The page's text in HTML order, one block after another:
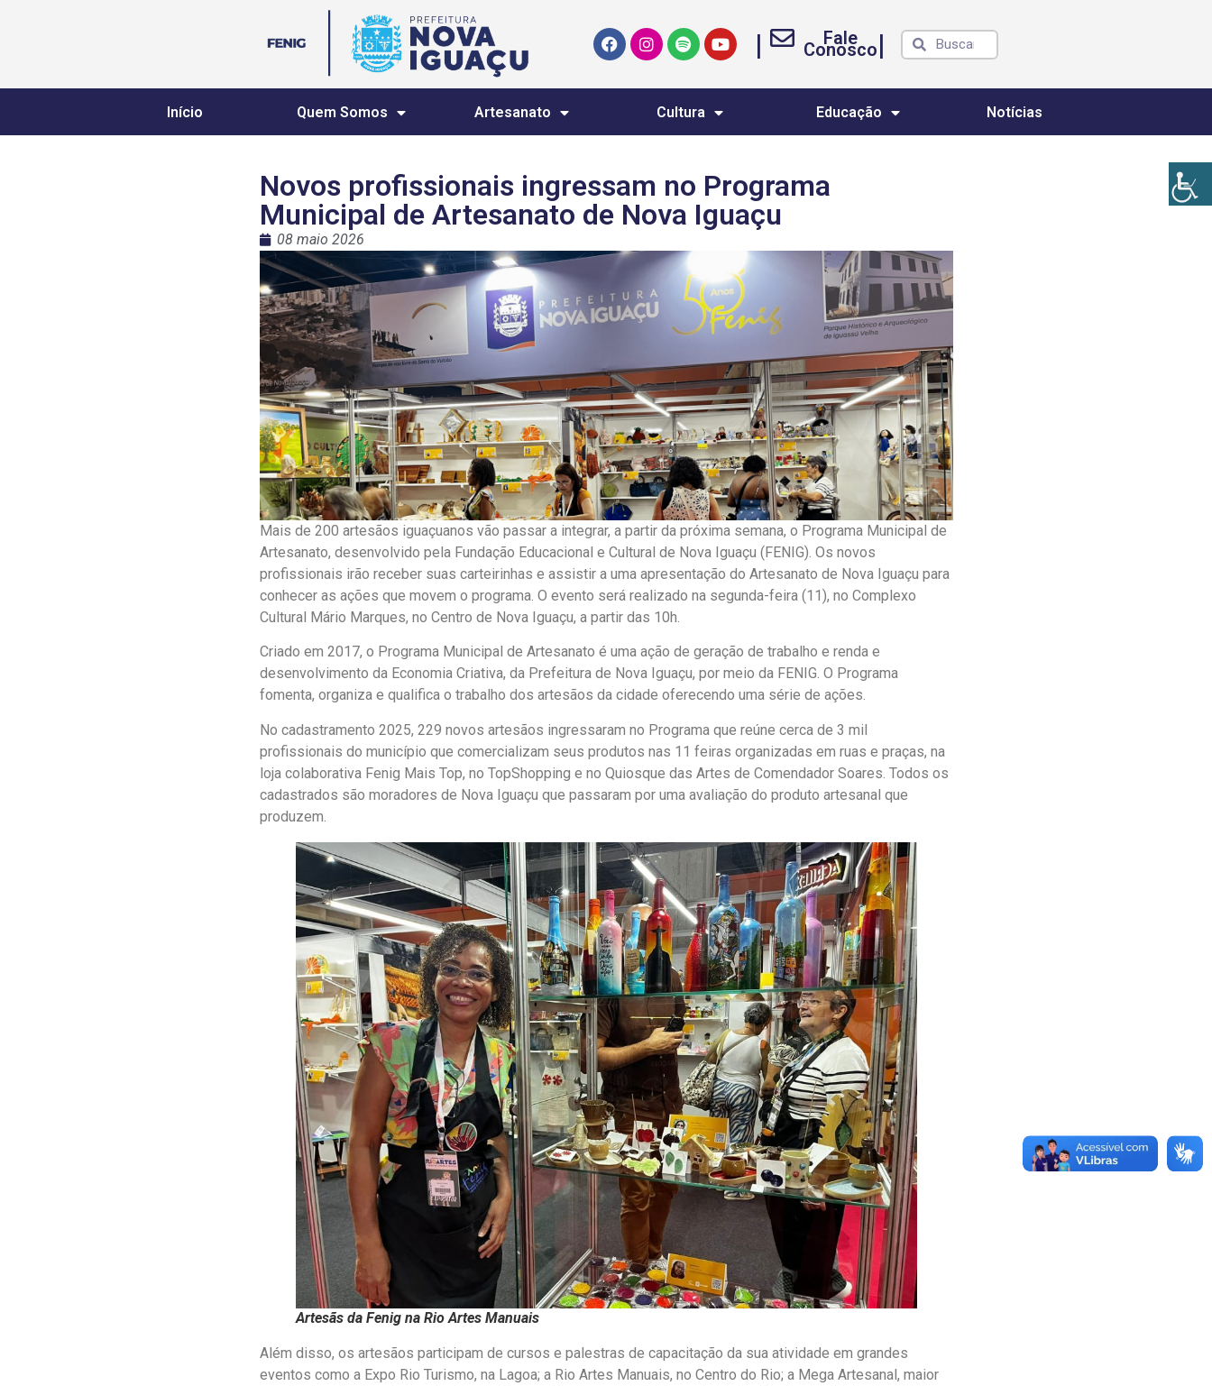
| Fale
Conosco|
Início Quem Somos Artesanato Cultura Educação Notícias
Novos profissionais ingressam no Programa
Municipal de Artesanato de Nova Iguaçu
08 maio 2026
Mais de 200 artesãos iguaçuanos vão passar a integrar, a partir da próxima semana, o Programa Municipal de
Artesanato, desenvolvido pela Fundação Educacional e Cultural de Nova Iguaçu (FENIG). Os novos
profissionais irão receber suas carteirinhas e assistir a uma apresentação do Artesanato de Nova Iguaçu para
conhecer as ações que movem o programa. O evento será realizado na segunda-feira (11), no Complexo
Cultural Mário Marques, no Centro de Nova Iguaçu, a partir das 10h.
Criado em 2017, o Programa Municipal de Artesanato é uma ação de geração de trabalho e renda e
desenvolvimento da Economia Criativa, da Prefeitura de Nova Iguaçu, por meio da FENIG. O Programa
fomenta, organiza e qualifica o trabalho dos artesãos da cidade oferecendo uma série de ações.
No cadastramento 2025, 229 novos artesãos ingressaram no Programa que reúne cerca de 3 mil
profissionais do município que comercializam seus produtos nas 11 feiras organizadas em ruas e praças, na
loja colaborativa Fenig Mais Top, no TopShopping e no Quiosque das Artes de Comendador Soares. Todos os
cadastrados são moradores de Nova Iguaçu que passaram por uma avaliação do produto artesanal que
produzem.
Artesãs da Fenig na Rio Artes Manuais
Além disso, os artesãos participam de cursos e palestras de capacitação da sua atividade em grandes
eventos como a Expo Rio Turismo, na Lagoa; a Rio Artes Manuais, no Centro do Rio; a Mega Artesanal, maior